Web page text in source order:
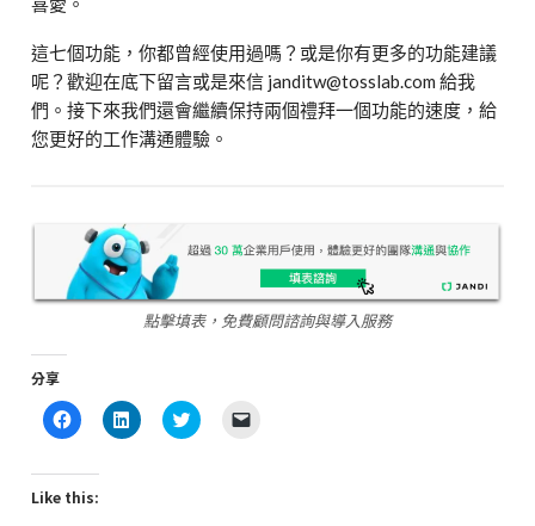
這七個功能，你都曾經使用過嗎？或是你有更多的功能建議
呢？歡迎在底下留言或是來信 janditw@tosslab.com 給我
們。接下來我們還會繼續保持兩個禮拜一個功能的速度，給
您更好的工作溝通體驗。
點擊填表，免費顧問諮詢與導入服務
分享
Click
to
Facebook
(Opens
in
Click
to
Click
to
Like this: